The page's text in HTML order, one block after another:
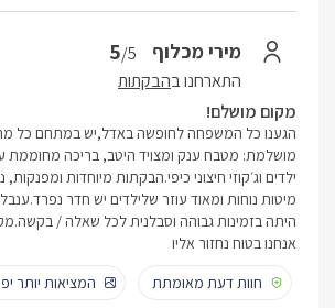
מירי מכלוף 5/5
התארחנו בהבקתות
מקום מושלם!
הגענו כל המשפחה לחופשה באדל,יש במתחם כל
מושלמת: מטבח ענק ומצויד היטב, בריכה מחוממת
ילדים וג׳קוזי חיצוני כיפי.הבקתות מיוחדות ומפנקות,
מיטות נוחות ומאוד עוזר שלילדים יש חדר
היתה בזמינות גבוהה וסבלנית לכל שאלה /
אנחנו בטוח נחזור אליו
חוות דעת מאומתת
המציאות יותר